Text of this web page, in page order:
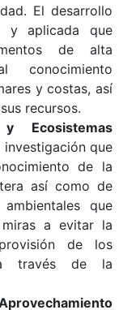
El desarrollo
y aplicada que
de alta
conocimiento
y costas, así
recursos.
y Ecosistemas
investigación que
de la
así como de
que
a evitar la
de los
a través de la